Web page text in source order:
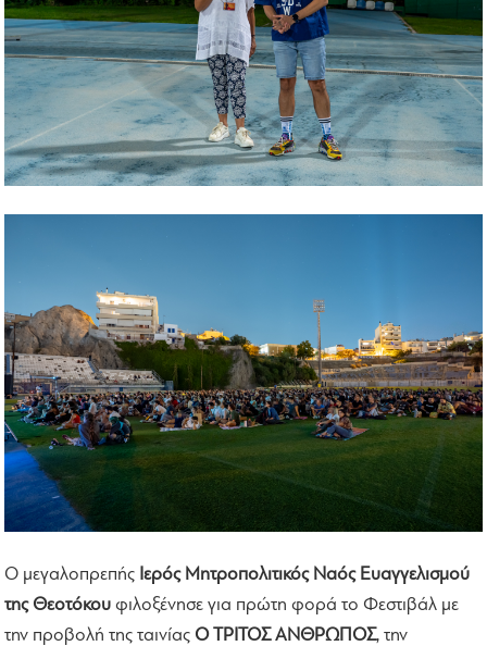
Ο μεγαλοπρεπής Ιερός Μητροπολιτικός Ναός Ευαγγελισμού
της Θεοτόκου φιλοξένησε για πρώτη φορά το Φεστιβάλ με
την προβολή της ταινίας Ο ΤΡΙΤΟΣ ΑΝΘΡΩΠΟΣ, την